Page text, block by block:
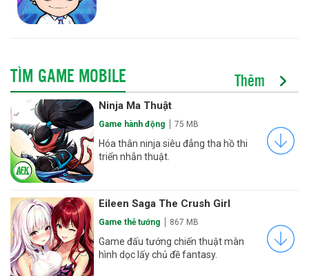
TÌM GAME MOBILE Thêm
Ninja Ma Thuật
Game hành động 75 MB
Hóa thân ninja siêu đẳng tha hồ thi
triển nhẫn thuật.
Eileen Saga The Crush Girl
Game thẻ tướng 867 MB
Game đấu tướng chiến thuật màn
hình dọc lấy chủ đề fantasy.